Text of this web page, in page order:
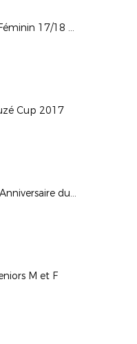
Le foot Indoor Féminin 17/18 ACTE 1
Cup 2017
Pour le 10ème Anniversaire du Tournoi « Tous le Même But », Saumur OFC inscrit son nom au palmarès !!!
M et F